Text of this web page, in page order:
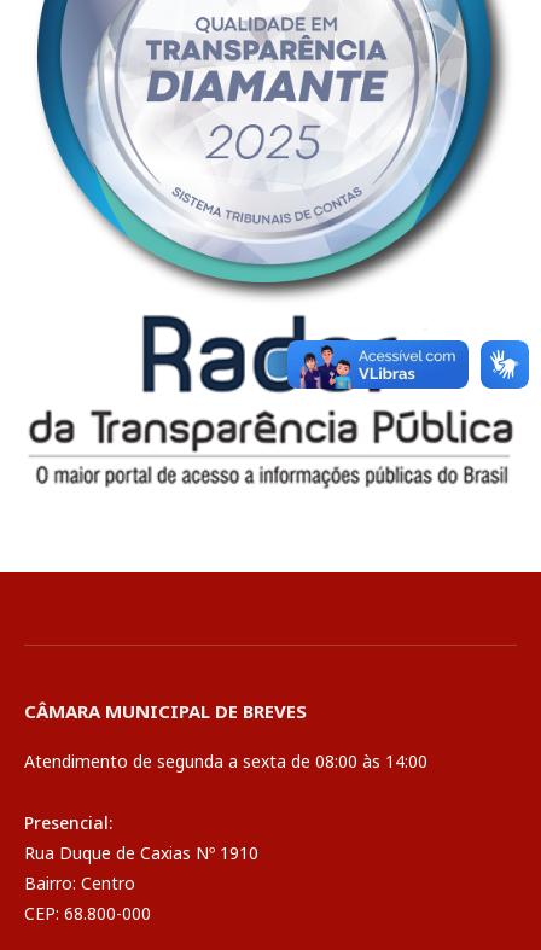
CÂMARA MUNICIPAL DE BREVES
Atendimento de segunda a sexta de 08:00 às 14:00
Presencial:
Rua Duque de Caxias Nº 1910
Bairro: Centro
CEP: 68.800-000